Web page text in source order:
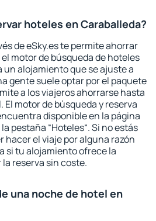
hoteles en Caraballeda?
de eSky.es te permite ahorrar
motor de búsqueda de hoteles
un alojamiento que se ajuste a
gente suele optar por el paquete
a los viajeros ahorrarse hasta
motor de búsqueda y reserva
disponible en la página
pestaña “Hoteles“. Si no estás
hacer el viaje por alguna razón
si tu alojamiento ofrece la
reserva sin coste.
una noche de hotel en